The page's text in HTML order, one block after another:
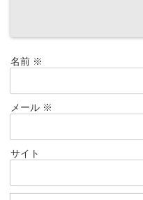
名前 ※
メール ※
サイト